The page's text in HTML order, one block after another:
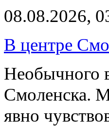
08.08.2026,
В центре
Необычного
Смоленска.
явно